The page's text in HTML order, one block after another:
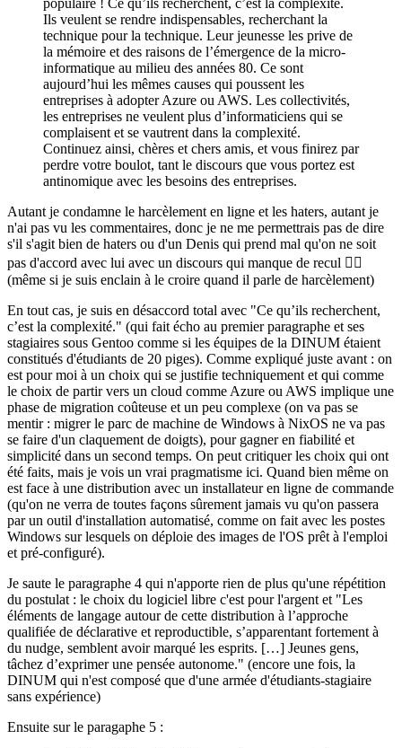
populaire ! Ce qu’ils recherchent, c’est la complexité.
Ils veulent se rendre indispensables, recherchant la
technique pour la technique. Leur jeunesse les prive de
la mémoire et des raisons de l’émergence de la micro-
informatique au milieu des années 80. Ce sont
aujourd’hui les mêmes causes qui poussent les
entreprises à adopter Azure ou AWS. Les collectivités,
les entreprises ne veulent plus d’informaticiens qui se
complaisent et se vautrent dans la complexité.
Continuez ainsi, chères et chers amis, et vous finirez par
perdre votre boulot, tant le discours que vous portez est
antinomique avec les besoins des entreprises.
Autant je condamne le harcèlement en ligne et les haters, autant je
n'ai pas vu les commentaires, donc je ne me permettrais pas de dire
s'il s'agit bien de haters ou d'un Denis qui prend mal qu'on ne soit
pas d'accord avec lui avec un discours qui manque de recul 🤷‍♂️
(même si je suis enclain à le croire quand il parle de harcèlement)
En tout cas, je suis en désaccord total avec "Ce qu’ils recherchent,
c’est la complexité." (qui fait écho au premier paragraphe et ses
stagiaires sous Gentoo comme si les équipes de la DINUM étaient
constitués d'étudiants de 20 piges). Comme expliqué juste avant : on
est pour moi à un choix qui se justifie techniquement et qui comme
le choix de partir vers un cloud comme Azure ou AWS implique une
phase de migration coûteuse et un peu complexe (on va pas se
mentir : migrer le parc de machine de Windows à NixOS ne va pas
se faire d'un claquement de doigts), pour gagner en fiabilité et
simplicité dans un second temps. On peut critiquer les choix qui ont
été faits, mais je vois un vrai pragmatisme ici. Quand bien même on
est face à une distribution avec un installateur en ligne de commande
(qu'on ne verra de toutes façons sûrement jamais vu qu'on passera
par un outil d'installation automatisé, comme on fait avec les postes
Windows sur lesquels on déploie des images de l'OS prêt à l'emploi
et pré-configuré).
Je saute le paragraphe 4 qui n'apporte rien de plus qu'une répétition
du postulat : le choix du logiciel libre c'est pour l'argent et "Les
éléments de langage autour de cette distribution à l’approche
qualifiée de déclarative et reproductible, s’apparentant fortement à
du nudge, semblent avoir marqué les esprits. […] Jeunes gens,
tâchez d’exprimer une pensée autonome." (encore une fois, la
DINUM qui n'est composé que d'une armée d'étudiants-stagiaire
sans expérience)
Ensuite sur le paragaphe 5 :